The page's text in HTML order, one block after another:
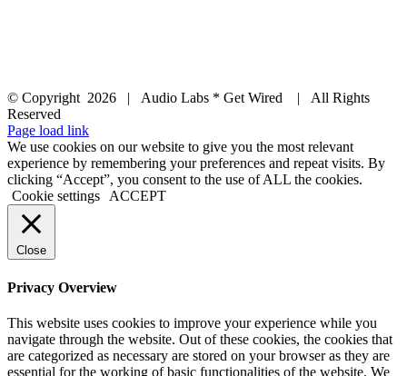
© Copyright 2026 | Audio Labs * Get Wired | All Rights
Reserved
Facebook
Instagram
YouTube
LinkedIn
X
Page load link
We use cookies on our website to give you the most relevant
experience by remembering your preferences and repeat visits. By
clicking “Accept”, you consent to the use of ALL the cookies.
Cookie settings
ACCEPT
Close
Privacy Overview
This website uses cookies to improve your experience while you
navigate through the website. Out of these cookies, the cookies that
are categorized as necessary are stored on your browser as they are
essential for the working of basic functionalities of the website. We